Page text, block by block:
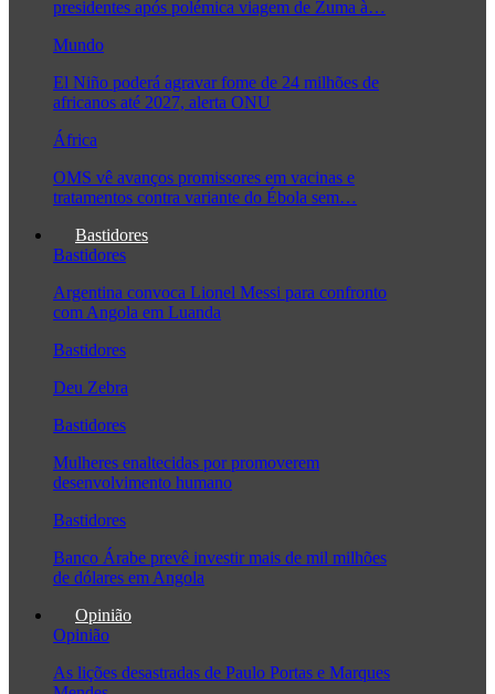
presidentes após polémica viagem de Zuma à…
Mundo
El Niño poderá agravar fome de 24 milhões de
africanos até 2027, alerta ONU
África
OMS vê avanços promissores em vacinas e
tratamentos contra variante do Ébola sem…
Bastidores
Bastidores
Argentina convoca Lionel Messi para confronto
com Angola em Luanda
Bastidores
Deu Zebra
Bastidores
Mulheres enaltecidas por promoverem
desenvolvimento humano
Bastidores
Banco Árabe prevê investir mais de mil milhões
de dólares em Angola
Opinião
Opinião
As lições desastradas de Paulo Portas e Marques